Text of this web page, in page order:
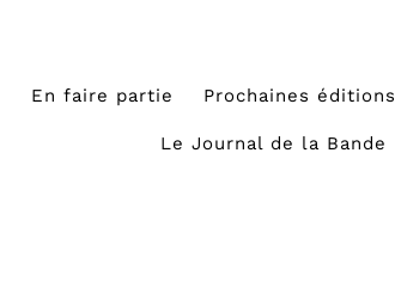
En faire partie Prochaines éditions
Le Journal de la Bande